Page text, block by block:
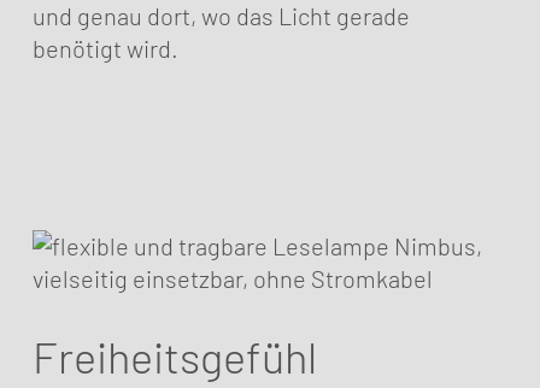
und genau dort, wo das Licht gerade
benötigt wird.
Freiheitsgefühl